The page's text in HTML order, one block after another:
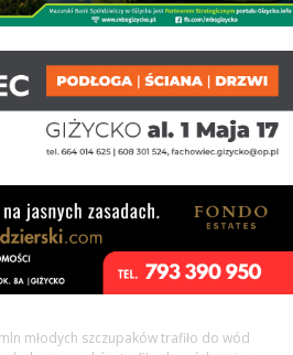
młodych szczupaków trafiło do wód